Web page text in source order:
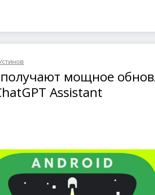
мощное
Assistant